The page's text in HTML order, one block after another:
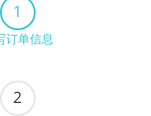
1
订单信息
2